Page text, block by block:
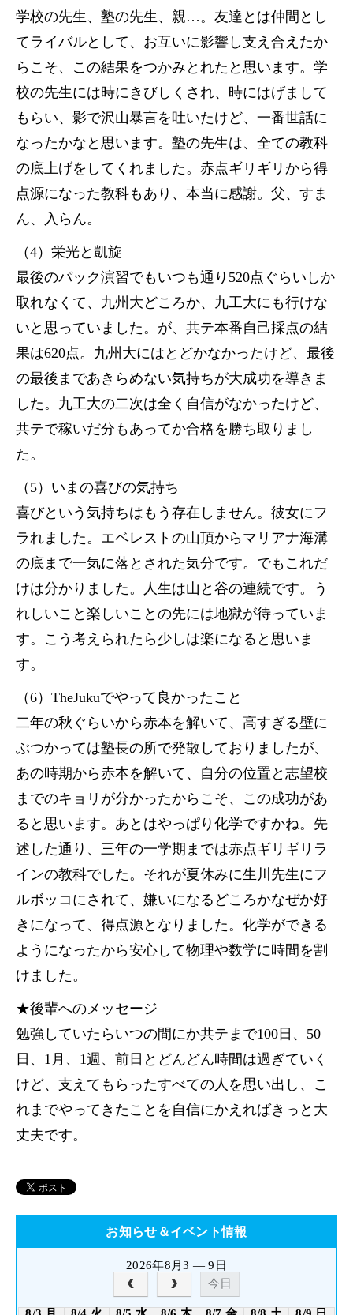
学校の先生、塾の先生、親…。友達とは仲間とし
てライバルとして、お互いに影響し支え合えたか
らこそ、この結果をつかみとれたと思います。学
校の先生には時にきびしくされ、時にはげまして
もらい、影で沢山暴言を吐いたけど、一番世話に
なったかなと思います。塾の先生は、全ての教科
の底上げをしてくれました。赤点ギリギリから得
点源になった教科もあり、本当に感謝。父、すま
ん、入らん。
（4）栄光と凱旋
最後のパック演習でもいつも通り520点ぐらいしか
取れなくて、九州大どころか、九工大にも行けな
いと思っていました。が、共テ本番自己採点の結
果は620点。九州大にはとどかなかったけど、最後
の最後まであきらめない気持ちが大成功を導きま
した。九工大の二次は全く自信がなかったけど、
共テで稼いだ分もあってか合格を勝ち取りまし
た。
（5）いまの喜びの気持ち
喜びという気持ちはもう存在しません。彼女にフ
ラれました。エベレストの山頂からマリアナ海溝
の底まで一気に落とされた気分です。でもこれだ
けは分かりました。人生は山と谷の連続です。う
れしいこと楽しいことの先には地獄が待っていま
す。こう考えられたら少しは楽になると思いま
す。
（6）TheJukuでやって良かったこと
二年の秋ぐらいから赤本を解いて、高すぎる壁に
ぶつかっては塾長の所で発散しておりましたが、
あの時期から赤本を解いて、自分の位置と志望校
までのキョリが分かったからこそ、この成功があ
ると思います。あとはやっぱり化学ですかね。先
述した通り、三年の一学期までは赤点ギリギリラ
インの教科でした。それが夏休みに生川先生にフ
ルボッコにされて、嫌いになるどころかなぜか好
きになって、得点源となりました。化学ができる
ようになったから安心して物理や数学に時間を割
けました。
★後輩へのメッセージ
勉強していたらいつの間にか共テまで100日、50
日、1月、1週、前日とどんどん時間は過ぎていく
けど、支えてもらったすべての人を思い出し、こ
れまでやってきたことを自信にかえればきっと大
丈夫です。
お知らせ＆イベント情報
2026年8月3 — 9日
今日